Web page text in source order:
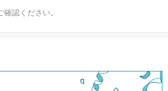
認ください。